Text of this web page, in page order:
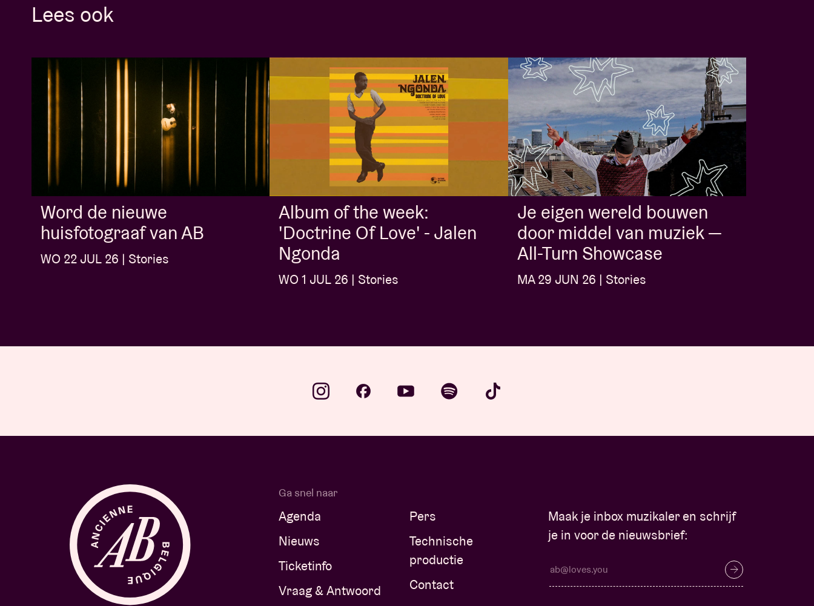
Lees ook
Word de nieuwe
huisfotograaf van AB
WO 22 JUL 26 | Stories
Album of the week:
'Doctrine Of Love' - Jalen
Ngonda
WO 1 JUL 26 | Stories
Je eigen wereld bouwen
door middel van muziek —
All-Turn Showcase
MA 29 JUN 26 | Stories
Ga snel naar
Agenda
Nieuws
Ticketinfo
Vraag & Antwoord
Pers
Technische
productie
Contact
Maak je inbox muzikaler en schrijf
je in voor de nieuwsbrief: